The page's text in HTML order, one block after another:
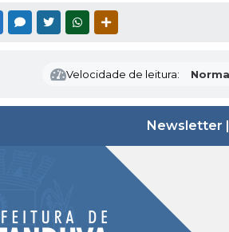
FACEBOOKMESSENGER
TWITTERWHATSAPP
Velocidade de leitura:
Newsletter |